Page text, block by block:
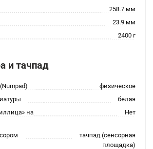
258.7 мм
23.9 мм
2400 г
и тачпад
физическое
белая
на
Нет
тачпад (сенсорная
площадка)